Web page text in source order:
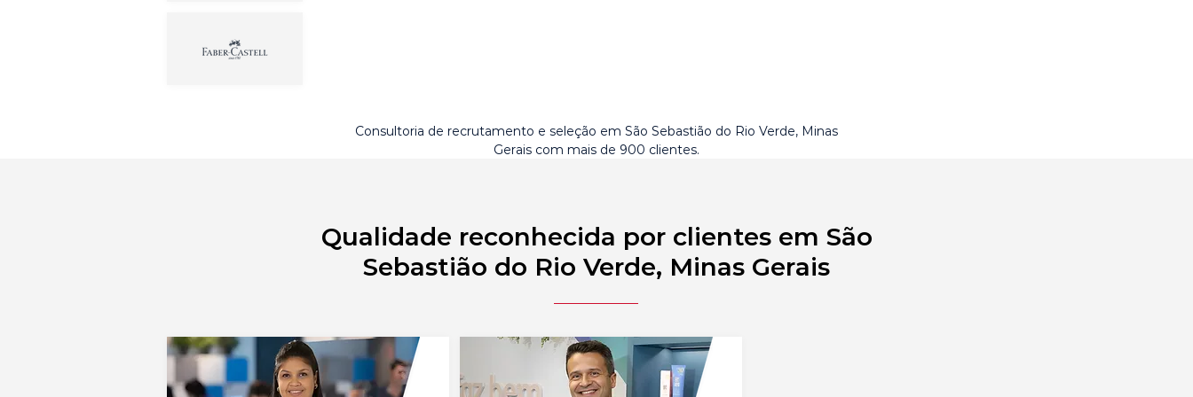
Consultoria de recrutamento e seleção em São Sebastião do Rio Verde, Minas
Gerais com mais de 900 clientes.
Qualidade reconhecida por clientes em São
Sebastião do Rio Verde, Minas Gerais